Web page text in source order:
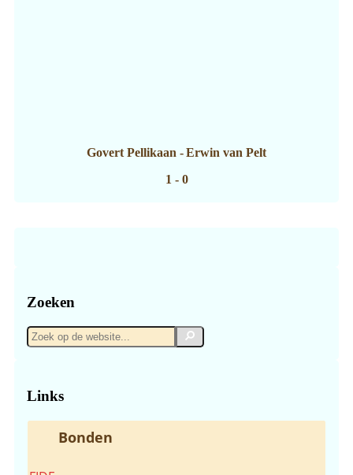
Govert Pellikaan - Erwin van Pelt
1 - 0
Zoeken
Zoek
op
Zoek
Links
Bonden